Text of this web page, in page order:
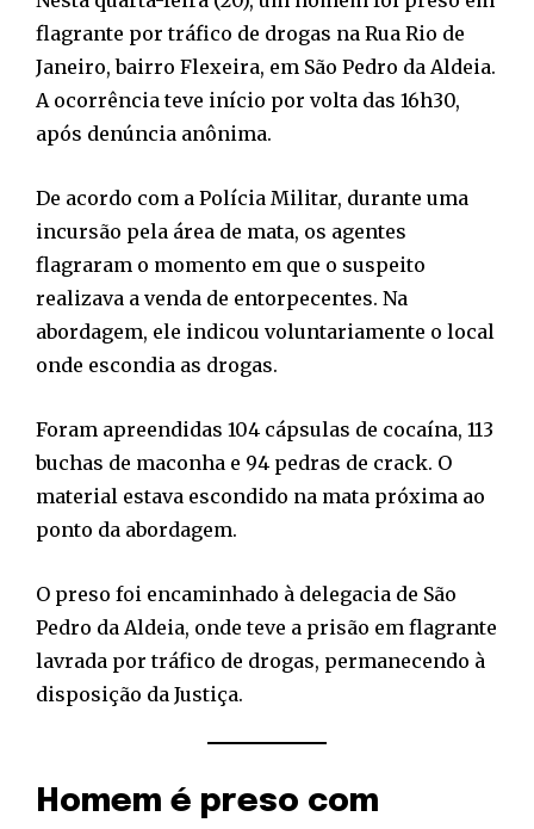
flagrante por tráfico de drogas na Rua Rio de
Janeiro, bairro Flexeira, em São Pedro da Aldeia.
A ocorrência teve início por volta das 16h30,
após denúncia anônima.
De acordo com a Polícia Militar, durante uma
incursão pela área de mata, os agentes
flagraram o momento em que o suspeito
realizava a venda de entorpecentes. Na
abordagem, ele indicou voluntariamente o local
onde escondia as drogas.
Foram apreendidas 104 cápsulas de cocaína, 113
buchas de maconha e 94 pedras de crack. O
material estava escondido na mata próxima ao
ponto da abordagem.
O preso foi encaminhado à delegacia de São
Pedro da Aldeia, onde teve a prisão em flagrante
lavrada por tráfico de drogas, permanecendo à
disposição da Justiça.
Homem é preso com